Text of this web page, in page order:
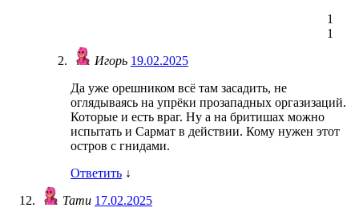
1
1
Игорь 19.02.2025
Да уже орешником всё там засадить, не
оглядываясь на упрëки прозападных оргазизаций.
Которые и есть враг. Ну а на бритишах можно
испытать и Сармат в действии. Кому нужен этот
остров с гнидами.
Ответить ↓
Тати 17.02.2025